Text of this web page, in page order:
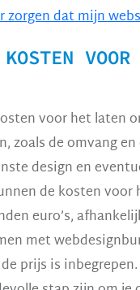
zorgen dat mijn
VOOR
voor het laten
zoals de omvang
design en
de kosten
euro’s,
met
prijs is